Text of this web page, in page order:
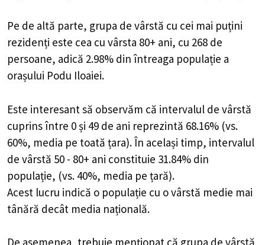
Pe de altă parte, grupa de vârstă cu cei mai puțini
rezidenți este cea cu vârsta 80+ ani, cu 268 de
persoane, adică 2.98% din întreaga populație a
orașului Podu Iloaiei.
Este interesant să observăm că intervalul de vârstă
cuprins între 0 și 49 de ani reprezintă 68.16% (vs.
60%, media pe toată țara). În același timp, intervalul
de vârstă 50 - 80+ ani constituie 31.84% din
populație, (vs. 40%, media pe țară).
Acest lucru indică o populație cu o vârstă medie mai
tânără decât media națională.